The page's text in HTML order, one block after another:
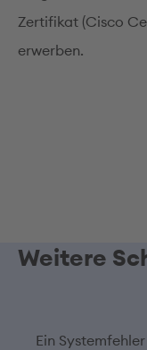
Zertifikat (Cisco
erwerben.
Weitere
Ein